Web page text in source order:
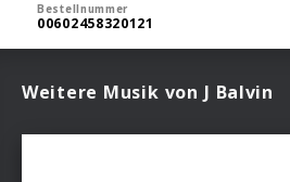
Bestellnummer
00602458320121
Weitere Musik von J Balvin